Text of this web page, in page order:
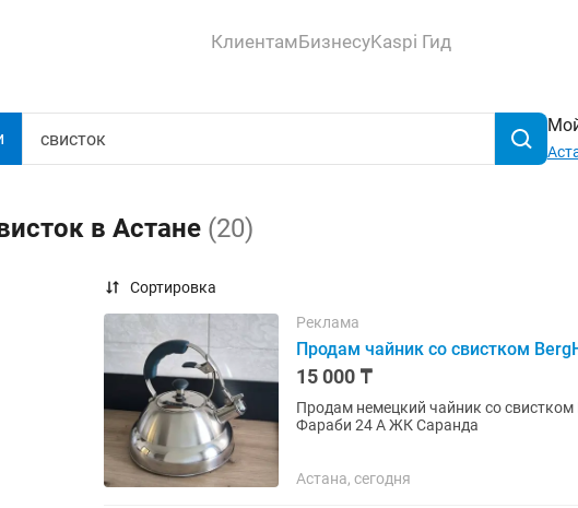
КлиентамБизнесуKaspi Гид
в Астане (20)
Сортировка
Реклама
Продам чайник со свистком
15 000 ₸
Продам немецкий чайник со свистком BergHoff Не электрический Разумный
Фараби 24 А ЖК Саранда
Астана, сегодня